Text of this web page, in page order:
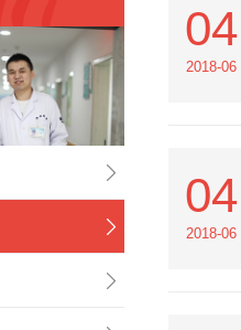
04
2018-06
04
2018-06